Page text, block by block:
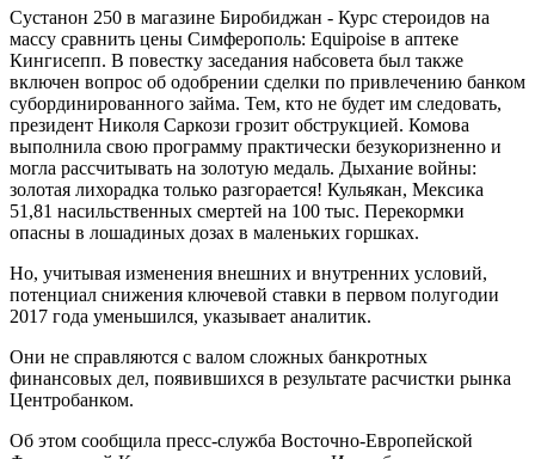
Сустанон 250 в магазине Биробиджан - Курс стероидов на
массу сравнить цены Симферополь: Equipoise в аптеке
Кингисепп. В повестку заседания набсовета был также
включен вопрос об одобрении сделки по привлечению банком
субординированного займа. Тем, кто не будет им следовать,
президент Николя Саркози грозит обструкцией. Комова
выполнила свою программу практически безукоризненно и
могла рассчитывать на золотую медаль. Дыхание войны:
золотая лихорадка только разгорается! Кульякан, Мексика
51,81 насильственных смертей на 100 тыс. Перекормки
опасны в лошадиных дозах в маленьких горшках.
Но, учитывая изменения внешних и внутренних условий,
потенциал снижения ключевой ставки в первом полугодии
2017 года уменьшился, указывает аналитик.
Они не справляются с валом сложных банкротных
финансовых дел, появившихся в результате расчистки рынка
Центробанком.
Об этом сообщила пресс-служба Восточно-Европейской